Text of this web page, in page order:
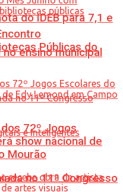
do IDEB para 7,1 e
ensino municipal
no 11º Congresso
Públicas do
72º Jogos
show nacional de
Mourão